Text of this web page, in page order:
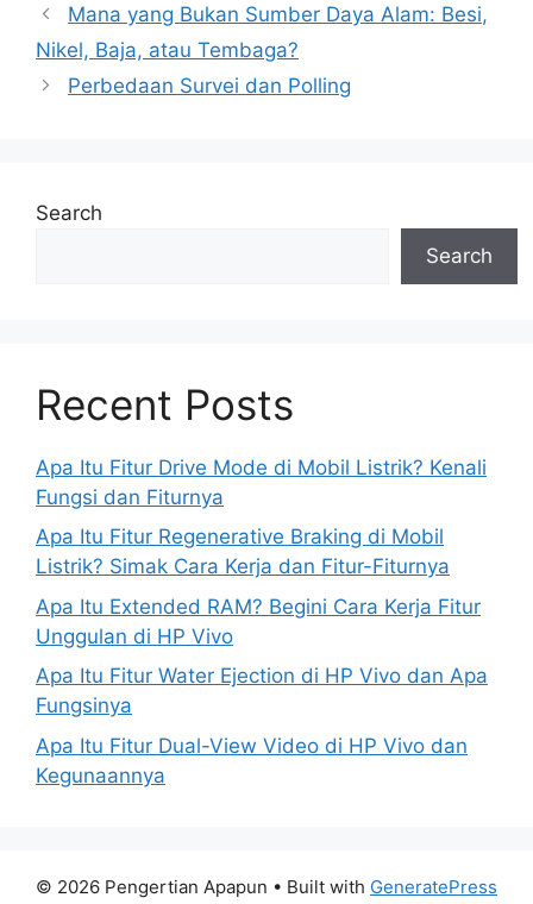
Mana yang Bukan Sumber Daya Alam: Besi,
Nikel, Baja, atau Tembaga?
Perbedaan Survei dan Polling
Search
Search
Recent Posts
Apa Itu Fitur Drive Mode di Mobil Listrik? Kenali
Fungsi dan Fiturnya
Apa Itu Fitur Regenerative Braking di Mobil
Listrik? Simak Cara Kerja dan Fitur-Fiturnya
Apa Itu Extended RAM? Begini Cara Kerja Fitur
Unggulan di HP Vivo
Apa Itu Fitur Water Ejection di HP Vivo dan Apa
Fungsinya
Apa Itu Fitur Dual-View Video di HP Vivo dan
Kegunaannya
© 2026 Pengertian Apapun • Built with GeneratePress